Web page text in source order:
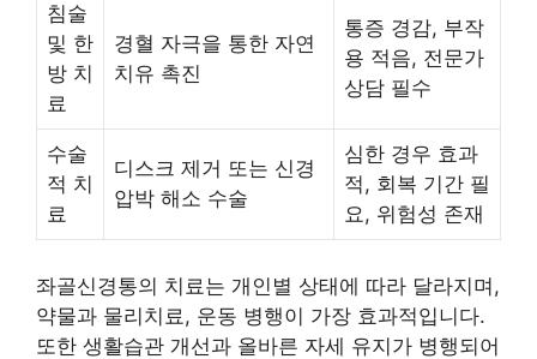
침술
및 한
방 치
료
경혈 자극을 통한 자연
치유 촉진
통증 경감, 부작
용 적음, 전문가
상담 필수
수술
적 치
료
디스크 제거 또는 신경
압박 해소 수술
심한 경우 효과
적, 회복 기간 필
요, 위험성 존재
좌골신경통의 치료는 개인별 상태에 따라 달라지며,
약물과 물리치료, 운동 병행이 가장 효과적입니다.
또한 생활습관 개선과 올바른 자세 유지가 병행되어